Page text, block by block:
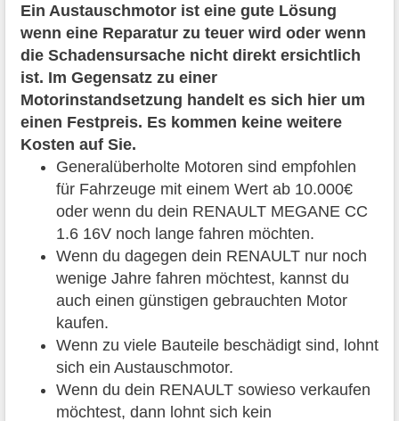
Ein Austauschmotor ist eine gute Lösung
wenn eine Reparatur zu teuer wird oder wenn
die Schadensursache nicht direkt ersichtlich
ist. Im Gegensatz zu einer
Motorinstandsetzung handelt es sich hier um
einen Festpreis. Es kommen keine weitere
Kosten auf Sie.
Generalüberholte Motoren sind empfohlen
für Fahrzeuge mit einem Wert ab 10.000€
oder wenn du dein RENAULT MEGANE CC
1.6 16V noch lange fahren möchten.
Wenn du dagegen dein RENAULT nur noch
wenige Jahre fahren möchtest, kannst du
auch einen günstigen gebrauchten Motor
kaufen.
Wenn zu viele Bauteile beschädigt sind, lohnt
sich ein Austauschmotor.
Wenn du dein RENAULT sowieso verkaufen
möchtest, dann lohnt sich kein